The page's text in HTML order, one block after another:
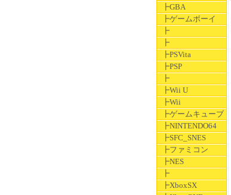
┣GBA
┣ゲームボーイ
┣
┣
┣PSVita
┣PSP
┣
┣Wii U
┣Wii
┣ゲームキューブ
┣NINTENDO64
┣SFC_SNES
┣ファミコン
┣NES
┣
┣XboxSX